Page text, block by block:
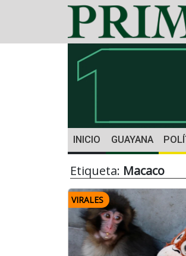
INICIO GUAYANA
Etiqueta: Macaco
VIRALES